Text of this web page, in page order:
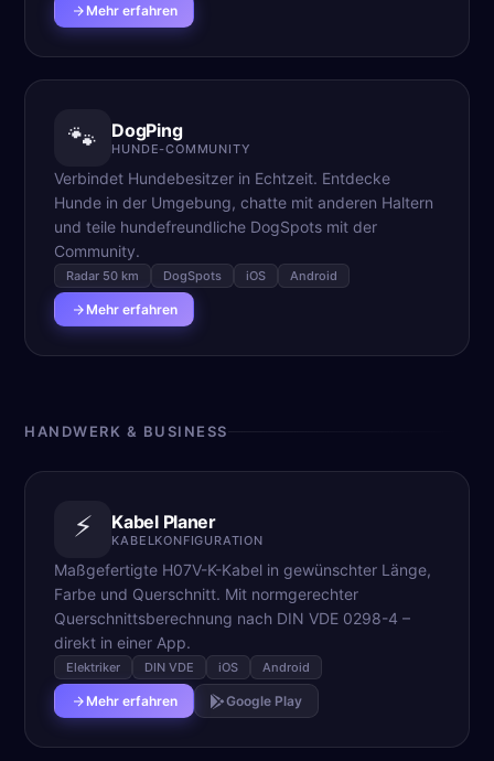
Mehr erfahren
🐾 DogPing
HUNDE-COMMUNITY
Verbindet Hundebesitzer in Echtzeit. Entdecke
Hunde in der Umgebung, chatte mit anderen Haltern
und teile hundefreundliche DogSpots mit der
Community.
Radar 50 km DogSpots iOS Android
Mehr erfahren
HANDWERK & BUSINESS
⚡ Kabel Planer
KABELKONFIGURATION
Maßgefertigte H07V-K-Kabel in gewünschter Länge,
Farbe und Querschnitt. Mit normgerechter
Querschnittsberechnung nach DIN VDE 0298-4 –
direkt in einer App.
Elektriker DIN VDE iOS Android
Mehr erfahren Google Play